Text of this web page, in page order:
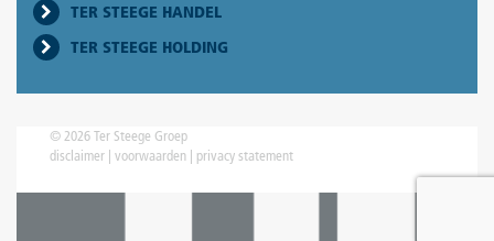
TER STEEGE HANDEL
TER STEEGE HOLDING
© 2026 Ter Steege Groep
disclaimer | voorwaarden | privacy statement